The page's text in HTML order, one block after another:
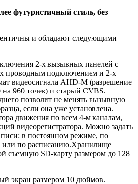
футуристичный стиль, без
и обладают следующими
2-х вызывных панелей с
проводным подключением и 2-х
видеосигнала AHD-M (разрешение
960 точек) и старый CVBS.
позволит не менять вызывную
если она уже установлена.
движения по всем 4-м каналам,
видеорегистратора. Можно задать
в постоянном режиме, по
или по расписанию.Хранилище
съемную SD-карту размером до 128
экран размером 10 дюймов.